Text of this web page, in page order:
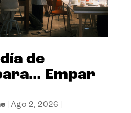
de
Empar
| Ago 2, 2026